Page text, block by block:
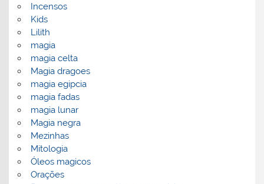
Incensos
Kids
Lilith
magia
magia celta
Magia dragoes
magia egipcia
magia fadas
magia lunar
Magia negra
Mezinhas
Mitologia
Óleos magicos
Orações